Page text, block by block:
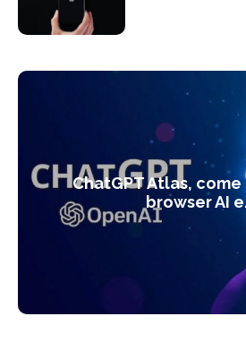
ChatGPT Atlas,
browser AI